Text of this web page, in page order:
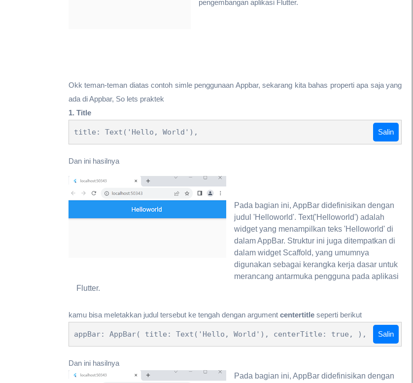
pengembangan aplikasi Flutter.
Okk teman-teman diatas contoh simle penggunaan Appbar, sekarang kita bahas properti apa saja yang
ada di Appbar, So lets praktek
1. Title
title: Text('Hello, World'), Salin
Dan ini hasilnya
Pada bagian ini, AppBar didefinisikan dengan
judul 'Helloworld'. Text('Helloworld') adalah
widget yang menampilkan teks 'Helloworld' di
dalam AppBar. Struktur ini juga ditempatkan di
dalam widget Scaffold, yang umumnya
digunakan sebagai kerangka kerja dasar untuk
merancang antarmuka pengguna pada aplikasi
Flutter.
kamu bisa meletakkan judul tersebut ke tengah dengan argument centertitle seperti berikut
appBar: AppBar( title: Text('Hello, World'), centerTitle: true, ), Salin
Dan ini hasilnya
Pada bagian ini, AppBar didefinisikan dengan